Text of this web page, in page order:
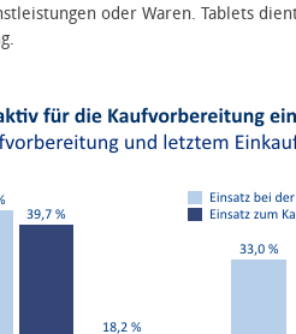
oder Waren. Tablets